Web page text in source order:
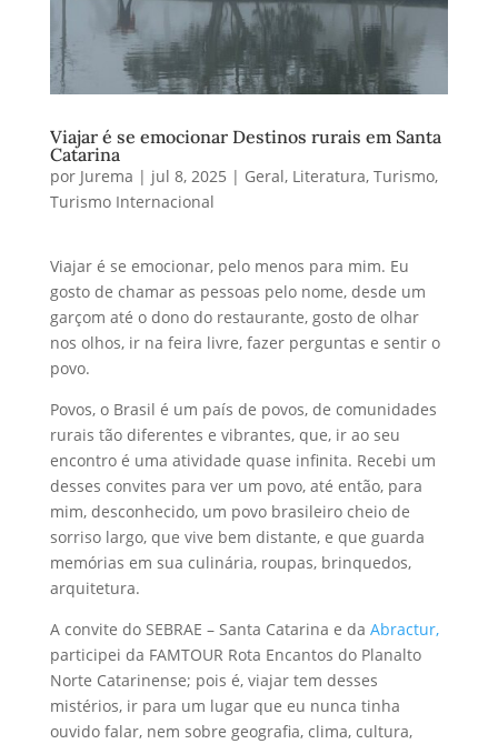
Viajar é se emocionar Destinos rurais em Santa
Catarina
por Jurema | jul 8, 2025 | Geral, Literatura, Turismo,
Turismo Internacional
Viajar é se emocionar, pelo menos para mim. Eu
gosto de chamar as pessoas pelo nome, desde um
garçom até o dono do restaurante, gosto de olhar
nos olhos, ir na feira livre, fazer perguntas e sentir o
povo.
Povos, o Brasil é um país de povos, de comunidades
rurais tão diferentes e vibrantes, que, ir ao seu
encontro é uma atividade quase infinita. Recebi um
desses convites para ver um povo, até então, para
mim, desconhecido, um povo brasileiro cheio de
sorriso largo, que vive bem distante, e que guarda
memórias em sua culinária, roupas, brinquedos,
arquitetura.
A convite do SEBRAE – Santa Catarina e da Abractur,
participei da FAMTOUR Rota Encantos do Planalto
Norte Catarinense; pois é, viajar tem desses
mistérios, ir para um lugar que eu nunca tinha
ouvido falar, nem sobre geografia, clima, cultura,